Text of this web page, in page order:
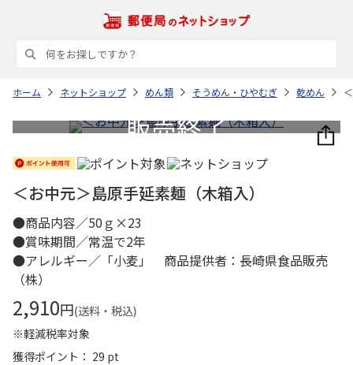
ホーム ネットショップ めん類 そうめん・ひやむぎ 乾めん
＜お中元＞島原手延素麺（木箱入）
●商品内容／50ｇ×23
●賞味期間／常温で2年
●アレルギー／「小麦」 商品提供者：長崎県食品販売
（株）
2,910円(送料・税込)
※軽減税率対象
獲得ポイント： 29 pt